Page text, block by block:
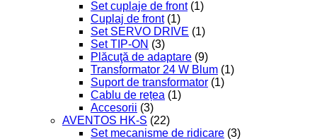
Set cuplaje de front (1)
Cuplaj de front (1)
Set SERVO DRIVE (1)
Set TIP-ON (3)
Plăcuţă de adaptare (9)
Transformator 24 W Blum (1)
Suport de transformator (1)
Cablu de rețea (1)
Accesorii (3)
AVENTOS HK-S (22)
Set mecanisme de ridicare (3)